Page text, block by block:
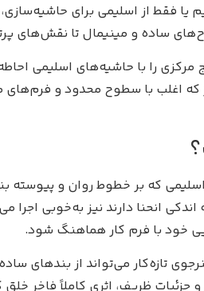
فقط از اسلیمی برای
ساده و مینیمال تا نقش‌های
را با حاشیه‌های اسلیمی
که اغلب با سطوح محدود و
که بر خطوط روان و پیوسته
انحنا دارند نیز به‌خوبی اجرا
خود با فرم کار هماهنگ شود.
تازه‌کار می‌تواند از
ظریف، اثری کاملاً فاخر